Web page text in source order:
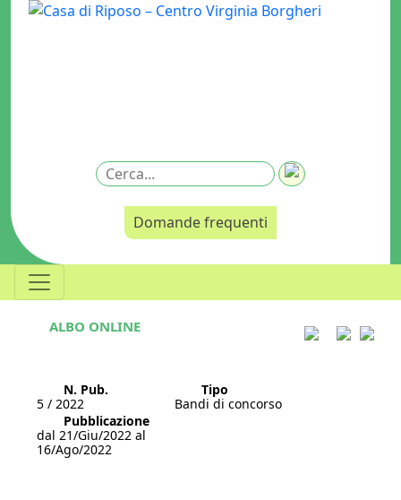
Domande frequenti
ALBO ONLINE
N. Pub.
5 / 2022
Tipo
Bandi di concorso
Pubblicazione
dal 21/Giu/2022 al
16/Ago/2022